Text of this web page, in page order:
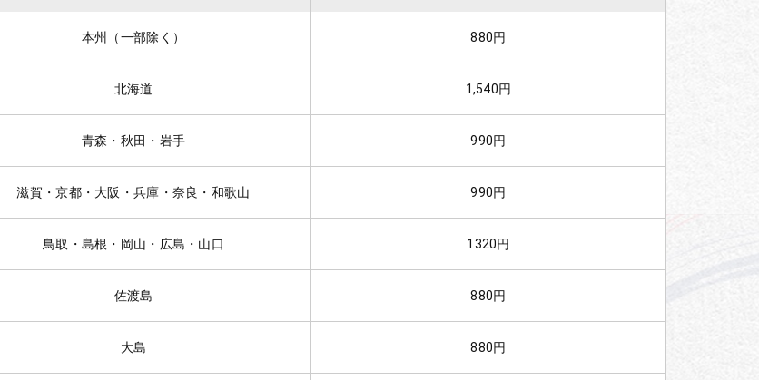
本州（一部除く） 880円
北海道 1,540円
青森・秋田・岩手 990円
滋賀・京都・大阪・兵庫・奈良・和歌山 990円
鳥取・島根・岡山・広島・山口 1320円
佐渡島 880円
大島 880円